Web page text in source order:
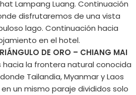
Lampang Luang. Continuación
disfrutaremos de una vista
lago. Continuación hacia
en el hotel.
DE ORO – CHIANG MAI
hacia la frontera natural conocida
Tailandia, Myanmar y Laos
un mismo paraje divididos solo